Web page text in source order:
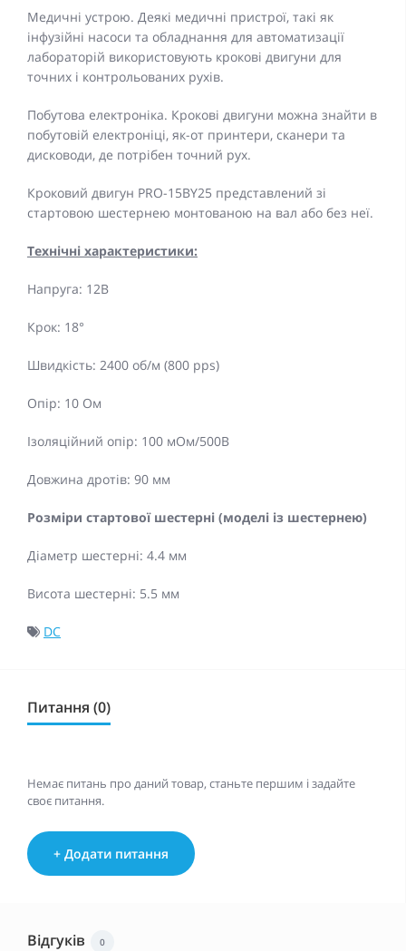
Медичні устрою. Деякі медичні пристрої, такі як
інфузійні насоси та обладнання для автоматизації
лабораторій використовують крокові двигуни для
точних і контрольованих рухів.
Побутова електроніка. Крокові двигуни можна знайти в
побутовій електроніці, як-от принтери, сканери та
дисководи, де потрібен точний рух.
Кроковий двигун PRO-15BY25 представлений зі
стартовою шестернею монтованою на вал або без неї.
Технічні характеристики:
Напруга: 12В
Крок: 18°
Швидкість: 2400 об/м (800 pps)
Опір: 10 Ом
Ізоляційний опір: 100 мОм/500В
Довжина дротів: 90 мм
Розміри стартової шестерні (моделі із шестернею)
Діаметр шестерні: 4.4 мм
Висота шестерні: 5.5 мм
DC
Питання (0)
Немає питань про даний товар, станьте першим і задайте
своє питання.
+ Додати питання
Відгуків 0